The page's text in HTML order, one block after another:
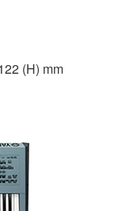
(H) mm